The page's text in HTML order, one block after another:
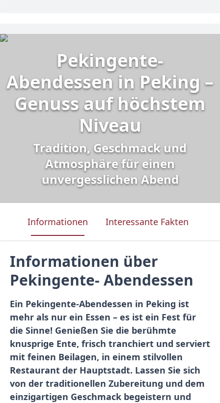
Pekingente-
Abendessen in Peking –
Genuss auf höchstem
Niveau
Tradition, Geschmack und
Atmosphäre für einen
unvergesslichen Abend
Informationen Interessante Fakten
Informationen über
Pekingente- Abendessen
Ein Pekingente-Abendessen in Peking ist
mehr als nur ein Essen – es ist ein Fest für
die Sinne! Genießen Sie die berühmte
knusprige Ente, frisch tranchiert und serviert
mit feinen Beilagen, in einem stilvollen
Restaurant der Hauptstadt. Lassen Sie sich
von der traditionellen Zubereitung und dem
einzigartigen Geschmack begeistern und